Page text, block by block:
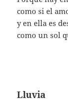
como si el
y en ella es
como un sol
Lluvia